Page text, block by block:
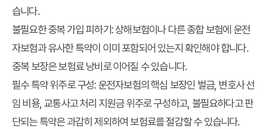
습니다.
불필요한 중복 가입 피하기 : 상해보험이나 다른 종합 보험에 운전
자보험과 유사한 특약이 이미 포함되어 있는지 확인해야 합니다.
중복 보장은 보험료 낭비로 이어질 수 있습니다.
필수 특약 위주로 구성: 운전자보험의 핵심 보장인 벌금, 변호사 선
임 비용, 교통사고 처리 지원금 위주로 구성하고, 불필요하다고 판
단되는 특약은 과감히 제외하여 보험료를 절감할 수 있습니다.